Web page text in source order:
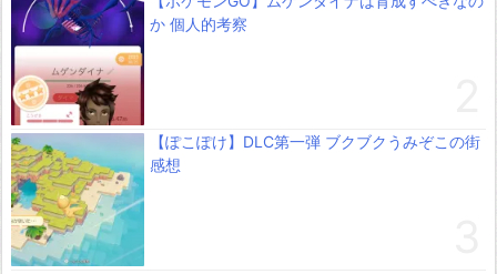
か 個人的考察
【ぽこぽけ】DLC第一弾 ブクブクうみぞこの街
感想